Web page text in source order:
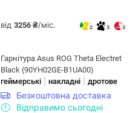
від 3256 ₴/міс. 2 3 3
Гарнітура Asus ROG Theta Electret
Black (90YH02GE-B1UA00)
геймерські
накладні дротове
Безкоштовна доставка
Відправимо сьогодні